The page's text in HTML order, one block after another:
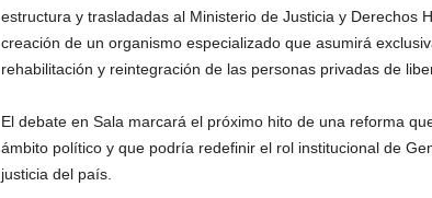
estructura y trasladadas al Ministerio de Justicia y Derechos
creación de un organismo especializado que asumirá
rehabilitación y reintegración de las personas privadas de
El debate en Sala marcará el próximo hito de una reforma
ámbito político y que podría redefinir el rol institucional de
justicia del país.